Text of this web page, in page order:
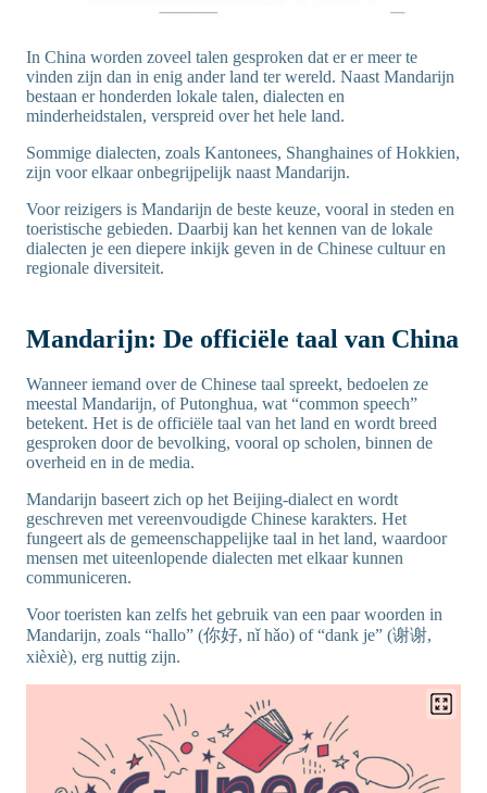
In China worden zoveel talen gesproken dat er er meer te
vinden zijn dan in enig ander land ter wereld. Naast Mandarijn
bestaan er honderden lokale talen, dialecten en
minderheidstalen, verspreid over het hele land.
Sommige dialecten, zoals Kantonees, Shanghaines of Hokkien,
zijn voor elkaar onbegrijpelijk naast Mandarijn.
Voor reizigers is Mandarijn de beste keuze, vooral in steden en
toeristische gebieden. Daarbij kan het kennen van de lokale
dialecten je een diepere inkijk geven in de Chinese cultuur en
regionale diversiteit.
Mandarijn: De officiële taal van China
Wanneer iemand over de Chinese taal spreekt, bedoelen ze
meestal Mandarijn, of Putonghua, wat “common speech”
betekent. Het is de officiële taal van het land en wordt breed
gesproken door de bevolking, vooral op scholen, binnen de
overheid en in de media.
Mandarijn baseert zich op het Beijing-dialect en wordt
geschreven met vereenvoudigde Chinese karakters. Het
fungeert als de gemeenschappelijke taal in het land, waardoor
mensen met uiteenlopende dialecten met elkaar kunnen
communiceren.
Voor toeristen kan zelfs het gebruik van een paar woorden in
Mandarijn, zoals “hallo” (你好, nǐ hǎo) of “dank je” (谢谢,
xièxiè), erg nuttig zijn.